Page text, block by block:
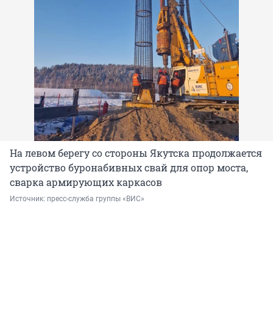
На левом берегу со стороны Якутска продолжается
устройство буронабивных свай для опор моста,
сварка армирующих каркасов
Источник: пресс-служба группы «ВИС»